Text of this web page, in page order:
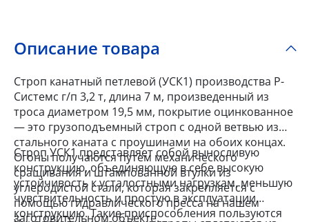
Описание товара
Строп канатный петлевой (УСК1) производства Р-
Системс г/п 3,2 т, длина 7 м, произведенный из
троса диаметром 19,5 мм, покрытие оцинкованное
— это грузоподъемный строп c одной ветвью из
стального каната с проушинами на обоих концах.
Огоны получаются путем механического
сращивания и штампованной втулки из
углеродистой стали, которая закрепляется с
помощью гидравлического пресса на нашем
заготовительном объекте.
Строп УСК1 представляет собой выносливую
конструкцию, объединяющую в себе высокую
устойчивость к усталостными нагрузкам, меньшую
чувствительность и простую в эксплуатации
конструкцию. Такие приспособления пользуются